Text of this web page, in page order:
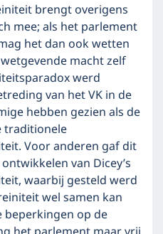
brengt overigens
mee; als het parlement
het dan ook wetten
macht zelf
werd
van het VK in de
hebben gezien als de
traditionele
Voor anderen gaf dit
van Dicey’s
waarbij gesteld werd
wel samen kan
beperkingen op de